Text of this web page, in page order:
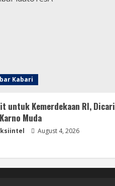
Kabari
untuk Kemerdekaan RI, Dicari
Muda
August 4, 2026